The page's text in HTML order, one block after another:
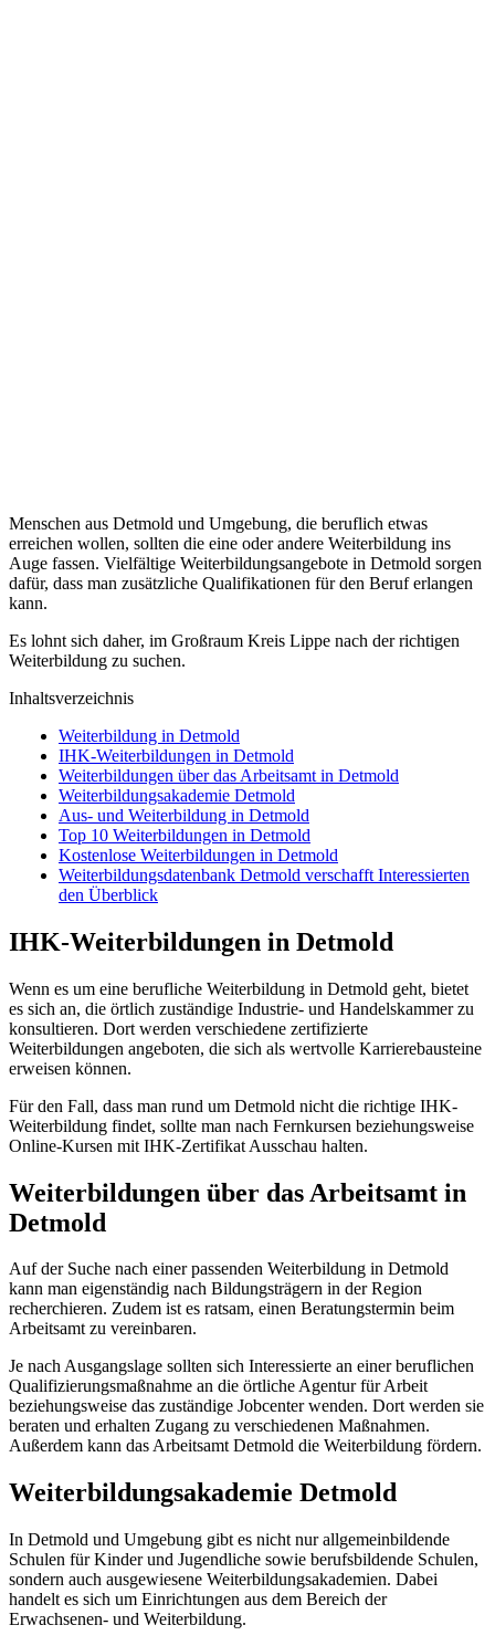
Menschen aus Detmold und Umgebung, die beruflich etwas
erreichen wollen, sollten die eine oder andere Weiterbildung ins
Auge fassen. Vielfältige Weiterbildungsangebote in Detmold sorgen
dafür, dass man zusätzliche Qualifikationen für den Beruf erlangen
kann.
Es lohnt sich daher, im Großraum Kreis Lippe nach der richtigen
Weiterbildung zu suchen.
Inhaltsverzeichnis
Weiterbildung in Detmold
IHK-Weiterbildungen in Detmold
Weiterbildungen über das Arbeitsamt in Detmold
Weiterbildungsakademie Detmold
Aus- und Weiterbildung in Detmold
Top 10 Weiterbildungen in Detmold
Kostenlose Weiterbildungen in Detmold
Weiterbildungsdatenbank Detmold verschafft Interessierten
den Überblick
IHK-Weiterbildungen in Detmold
Wenn es um eine berufliche Weiterbildung in Detmold geht, bietet
es sich an, die örtlich zuständige Industrie- und Handelskammer zu
konsultieren. Dort werden verschiedene zertifizierte
Weiterbildungen angeboten, die sich als wertvolle Karrierebausteine
erweisen können.
Für den Fall, dass man rund um Detmold nicht die richtige IHK-
Weiterbildung findet, sollte man nach Fernkursen beziehungsweise
Online-Kursen mit IHK-Zertifikat Ausschau halten.
Weiterbildungen über das Arbeitsamt in
Detmold
Auf der Suche nach einer passenden Weiterbildung in Detmold
kann man eigenständig nach Bildungsträgern in der Region
recherchieren. Zudem ist es ratsam, einen Beratungstermin beim
Arbeitsamt zu vereinbaren.
Je nach Ausgangslage sollten sich Interessierte an einer beruflichen
Qualifizierungsmaßnahme an die örtliche Agentur für Arbeit
beziehungsweise das zuständige Jobcenter wenden. Dort werden sie
beraten und erhalten Zugang zu verschiedenen Maßnahmen.
Außerdem kann das Arbeitsamt Detmold die Weiterbildung fördern.
Weiterbildungsakademie Detmold
In Detmold und Umgebung gibt es nicht nur allgemeinbildende
Schulen für Kinder und Jugendliche sowie berufsbildende Schulen,
sondern auch ausgewiesene Weiterbildungsakademien. Dabei
handelt es sich um Einrichtungen aus dem Bereich der
Erwachsenen- und Weiterbildung.